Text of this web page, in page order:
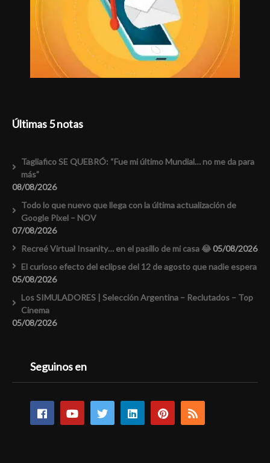
Últimas 5 notas
Tagliafico SE QUEBRÓ: “Fue mi último Mundial… no me da para
más”
08/08/2026
Todo lo que nuevo que llega con la última actualización de
Google Pixel – NOV
07/08/2026
Recreé Virtual Insanity… en el pasillo de mi casa 😂05/08/2026
El curioso efecto del eclipse del 12 de agosto que nadie espera
05/08/2026
Los SIMULADORES | Selección Argentina – Reclutados – Top
Cinema
05/08/2026
Seguinos en